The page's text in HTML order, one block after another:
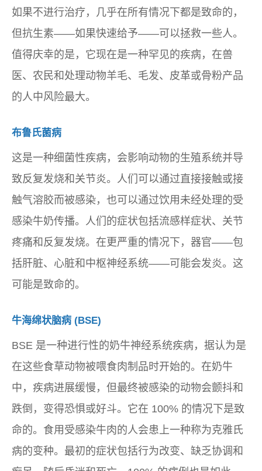
如果不进行治疗，几乎在所有情况下都是致命的，
但抗生素——如果快速给予——可以拯救一些人。
值得庆幸的是，它现在是一种罕见的疾病，在兽
医、农民和处理动物羊毛、毛发、皮革或骨粉产品
的人中风险最大。
布鲁氏菌病
这是一种细菌性疾病，会影响动物的生殖系统并导
致反复发烧和关节炎。人们可以通过直接接触或接
触气溶胶而被感染，也可以通过饮用未经处理的受
感染牛奶传播。人们的症状包括流感样症状、关节
疼痛和反复发烧。在更严重的情况下，器官——包
括肝脏、心脏和中枢神经系统——可能会发炎。这
可能是致命的。
牛海绵状脑病 (BSE)
BSE 是一种进行性的奶牛神经系统疾病，据认为是
在这些食草动物被喂食肉制品时开始的。在奶牛
中，疾病进展缓慢，但最终被感染的动物会颤抖和
跌倒，变得恐惧或好斗。它在 100% 的情况下是致
命的。食用受感染牛肉的人会患上一种称为克雅氏
病的变种。最初的症状包括行为改变、缺乏协调和